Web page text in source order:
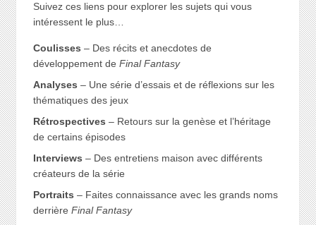
Suivez ces liens pour explorer les sujets qui vous
intéressent le plus…
Coulisses – Des récits et anecdotes de
développement de Final Fantasy
Analyses – Une série d’essais et de réflexions sur les
thématiques des jeux
Rétrospectives – Retours sur la genèse et l’héritage
de certains épisodes
Interviews – Des entretiens maison avec différents
créateurs de la série
Portraits – Faites connaissance avec les grands noms
derrière Final Fantasy